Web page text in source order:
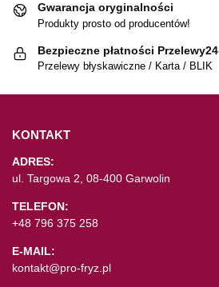
Gwarancja oryginalności
Produkty prosto od producentów!
Bezpieczne płatności Przelewy24
Przelewy błyskawiczne / Karta / BLIK
KONTAKT
ADRES:
ul. Targowa 2, 08-400 Garwolin
TELEFON:
+48 796 375 258
E-MAIL:
kontakt@pro-fryz.pl